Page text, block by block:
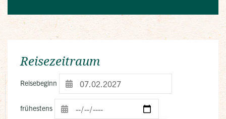
Reisezeitraum
Reisebeginn
frühestens